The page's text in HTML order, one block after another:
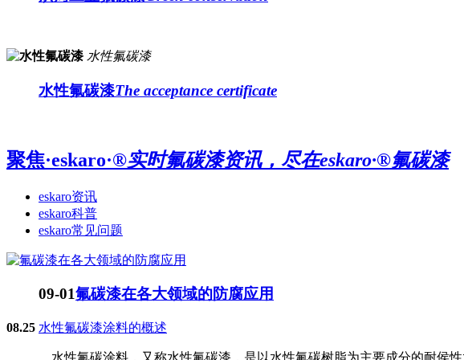
水性氟碳漆
水性氟碳漆The acceptance certificate
聚焦·eskaro·®实时氟碳漆资讯，尽在eskaro·®氟碳漆
eskaro资讯
eskaro科普
eskaro常见问题
09-01氟碳漆在各大领域的防腐应用
08.25 水性氟碳漆涂料的概述
水性氟碳涂料，又称水性氟碳漆，是以水性氟碳树脂为主要成分的耐侯